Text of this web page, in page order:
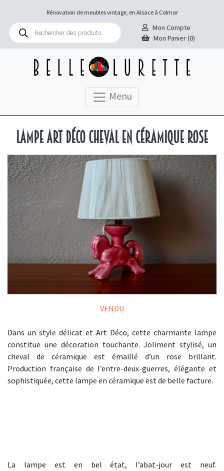
Rénovation de meubles vintage, en Alsace à Colmar
Recherche
produits
Mon Compte
Mon Panier (0)
Menu
Lampe Art Déco cheval en céramique rose
VENDU
Dans un style délicat et Art Déco, cette charmante lampe
constitue une décoration touchante. Joliment stylisé, un
cheval de céramique est émaillé d’un rose brillant.
Production française de l’entre-deux-guerres, élégante et
sophistiquée, cette lampe en céramique est de belle facture.
La lampe est en bel état, l’abat-jour est neuf.